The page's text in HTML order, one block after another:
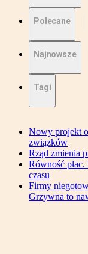
Polecane
Najnowsze
Tagi
Nowy projekt
związków
Rząd zmienia
Równość
czasu
Firmy
Grzywna to